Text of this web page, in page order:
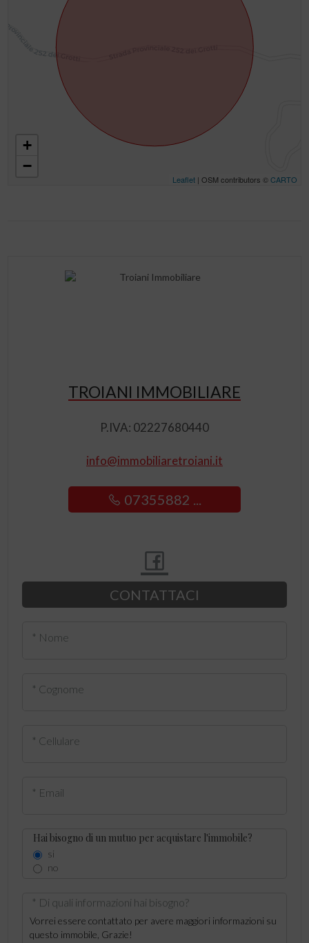
+
−
Leaflet| OSM contributors ©CARTO
TROIANI IMMOBILIARE
P.IVA: 02227680440
info@immobiliaretroiani.it
07355882 ...
CONTATTACI
* Nome
* Cognome
* Cellulare
* Email
Hai bisogno di un mutuo per acquistare l'immobile?
si
no
* Di quali informazioni hai bisogno?